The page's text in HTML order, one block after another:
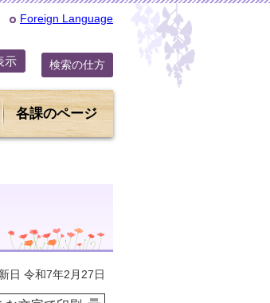
Foreign Language
検索の仕方
各課のページ
日 令和7年2月27日